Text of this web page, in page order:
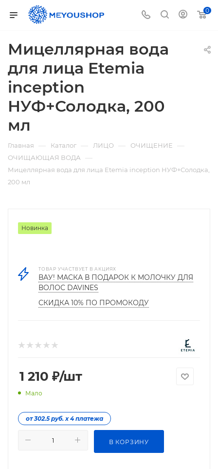
0
Мицеллярная вода
для лица Etemia
inception
НУФ+Солодка, 200
мл
Главная — Каталог — ЛИЦО — ОЧИЩЕНИЕ —
ОЧИЩАЮЩАЯ ВОДА —
Мицеллярная вода для лица Etemia inception НУФ+Солодка,
200 мл
Новинка
ТОВАР УЧАСТВУЕТ В АКЦИЯХ
ВАУ! МАСКА В ПОДАРОК К МОЛОЧКУ ДЛЯ
ВОЛОС DAVINES
СКИДКА 10% ПО ПРОМОКОДУ
1 210 ₽/шт
Мало
от 302.5 руб. х 4 платежа
В КОРЗИНУ